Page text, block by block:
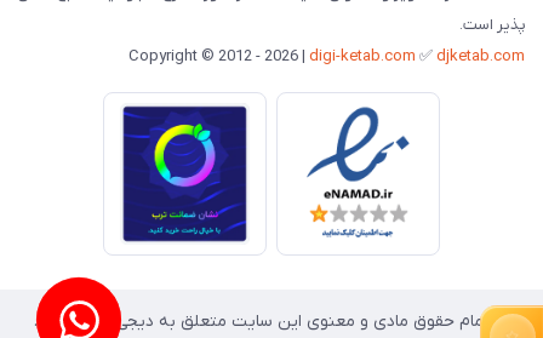
پذیر است.
digi-ketab.com ✅djketab.com
«« تمام حقوق مادی و معنوی این سایت متعلق به دیجی کتاب است.